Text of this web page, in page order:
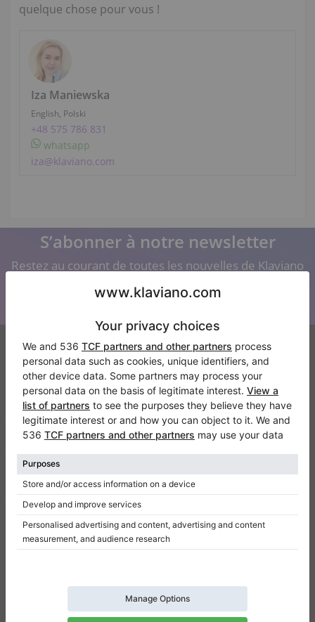
quelque chose pour vous !
Iza Maniewska
English, Polski
+48 575 786 831
whatsapp
iza@klaviano.com
S’abonner à notre newsletter
Restez au courant de toutes les nouvelles de Klaviano
Klaviano
FAQ
Contact
Donner un avis
Conditions d’utilisation
Politique de confidentialité
Paramètres de consentement